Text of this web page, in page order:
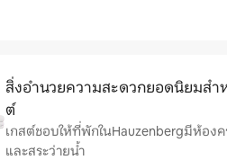
สิ่งอำนวยความสะดวกยอดนิยมสำ
ต์
เกสต์ชอบให้ที่พักในHauzenbergมีห้องค
และสระว่ายน้ำ